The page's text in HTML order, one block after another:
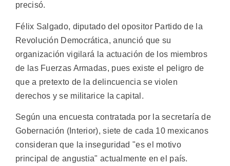
precisó.
Félix Salgado, diputado del opositor Partido de la
Revolución Democrática, anunció que su
organización vigilará la actuación de los miembros
de las Fuerzas Armadas, pues existe el peligro de
que a pretexto de la delincuencia se violen
derechos y se militarice la capital.
Según una encuesta contratada por la secretaría de
Gobernación (Interior), siete de cada 10 mexicanos
consideran que la inseguridad "es el motivo
principal de angustia" actualmente en el país.